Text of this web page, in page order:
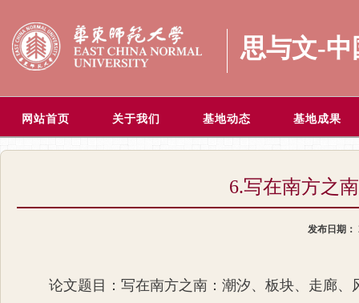
思与文-
网站首页 关于我们 基地动态 基地成果
6.写在南方之
发布日期：
论文题目：写在南方之南：潮汐、板块、走廊、